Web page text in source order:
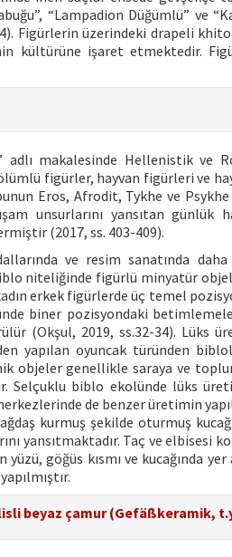
“Lampadion Düğümlü” ve
Figürlerin üzerindeki drapeli
kültürüne işaret etmektedir.
adlı makalesinde Hellenistik ve
figürler, hayvan figürleri ve
Eros, Afrodit, Tykhe ve
unsurlarını yansıtan günlük
(2017, ss. 403-409).
ve resim sanatında
niteliğinde figürlü minyatür
erkek figürlerde üç temel
biner pozisyondaki
(Okşul, 2019, ss.32-34). Lüks
yapılan oyuncak türünden
objeler genellikle saraya ve
Selçuklu biblo ekolünde lüks
de benzer üretimin
kurmuş şekilde oturmuş
yansıtmaktadır. Taç ve elbisesi
göğüs kısmı ve kucağında yer
beyaz çamur (Gefäßkeramik,